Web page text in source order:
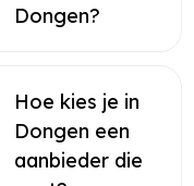
Dongen?
Hoe kies je in
Dongen een
aanbieder die